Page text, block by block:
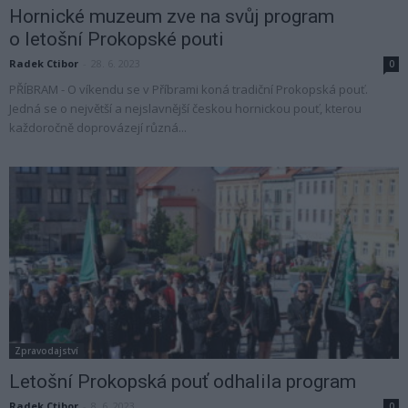
Hornické muzeum zve na svůj program
o letošní Prokopské pouti
Radek Ctibor 0
PŘÍBRAM - O víkendu se v Příbrami koná tradiční Prokopská pouť.
Jedná se o největší a nejslavnější českou hornickou pouť, kterou
každoročně doprovázejí různá...
Zpravodajství
Letošní Prokopská pouť odhalila program